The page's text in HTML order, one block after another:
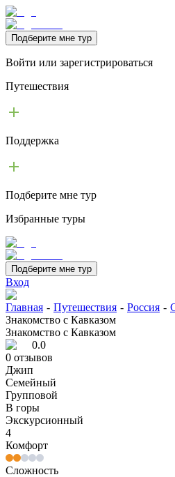
Подберите мне тур
Войти или зарегистрироваться
Путешествия
Поддержка
Подберите мне тур
Избранные туры
Подберите мне тур
Вход
Главная - Путешествия - Россия -
Знакомство с Кавказом
Знакомство с Кавказом
0.0
0 отзывов
Джип
Семейный
Групповой
В горы
Экскурсионный
4
Комфорт
Сложность